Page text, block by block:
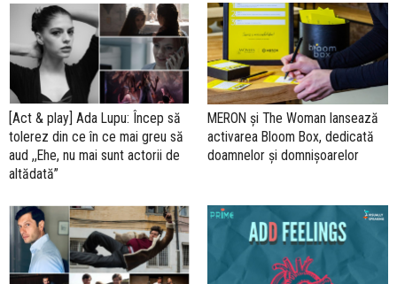
[Act & play] Ada Lupu: Încep să
tolerez din ce în ce mai greu să
aud ,,Ehe, nu mai sunt actorii de
altădată”
MERON și The Woman lansează
activarea Bloom Box, dedicată
doamnelor și domnișoarelor